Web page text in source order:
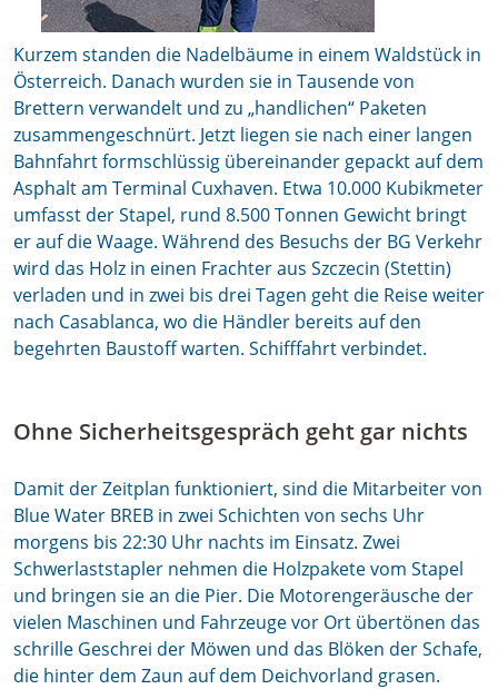
Kurzem standen die Nadelbäume in einem Waldstück in
Österreich. Danach wurden sie in Tausende von
Brettern verwandelt und zu „handlichen“ Paketen
zusammengeschnürt. Jetzt liegen sie nach einer langen
Bahnfahrt formschlüssig übereinander gepackt auf dem
Asphalt am Terminal Cuxhaven. Etwa 10.000 Kubikmeter
umfasst der Stapel, rund 8.500 Tonnen Gewicht bringt
er auf die Waage. Während des Besuchs der BG Verkehr
wird das Holz in einen Frachter aus Szczecin (Stettin)
verladen und in zwei bis drei Tagen geht die Reise weiter
nach Casablanca, wo die Händler bereits auf den
begehrten Baustoff warten. Schifffahrt verbindet.
Ohne Sicherheitsgespräch geht gar nichts
Damit der Zeitplan funktioniert, sind die Mitarbeiter von
Blue Water BREB in zwei Schichten von sechs Uhr
morgens bis 22:30 Uhr nachts im Einsatz. Zwei
Schwerlaststapler nehmen die Holzpakete vom Stapel
und bringen sie an die Pier. Die Motorengeräusche der
vielen Maschinen und Fahrzeuge vor Ort übertönen das
schrille Geschrei der Möwen und das Blöken der Schafe,
die hinter dem Zaun auf dem Deichvorland grasen.